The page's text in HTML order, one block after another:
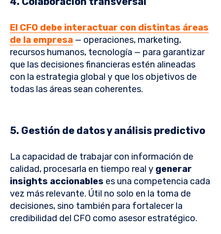
El CFO debe interactuar con distintas áreas
de la empresa — operaciones, marketing,
recursos humanos, tecnología — para garantizar
que las decisiones financieras estén alineadas
con la estrategia global y que los objetivos de
todas las áreas sean coherentes.
5. Gestión de datos y análisis predictivo
La capacidad de trabajar con información de
calidad, procesarla en tiempo real y generar
insights accionables es una competencia cada
vez más relevante. Útil no solo en la toma de
decisiones, sino también para fortalecer la
credibilidad del CFO como asesor estratégico.